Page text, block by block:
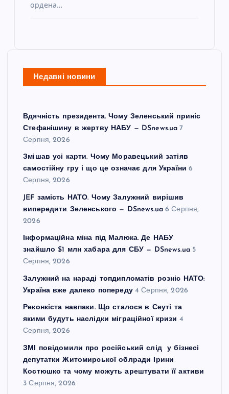
ордена…
Недавні новини
Вдячність президента. Чому Зеленський приніс
Стефанішину в жертву НАБУ — DSnews.ua 7
Серпня, 2026
Змішав усі карти. Чому Моравецький затіяв
самостійну гру і що це означає для України 6
Серпня, 2026
JEF замість НАТО. Чому Залужний вирішив
випередити Зеленського — DSnews.ua 6 Серпня,
2026
Інформаційна міна під Малюка. Де НАБУ
знайшло $1 млн хабара для СБУ — DSnews.ua 5
Серпня, 2026
Залужний на нараді топдипломатів розніс НАТО:
Україна вже далеко попереду 4 Серпня, 2026
Реконкіста навпаки. Що сталося в Сеуті та
якими будуть наслідки міграційної кризи 4
Серпня, 2026
ЗМІ повідомили про російський слід у бізнесі
депутатки Житомирської облради Ірини
Костюшко та чому можуть арештувати її активи
3 Серпня, 2026